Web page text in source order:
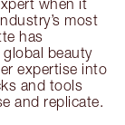
when it
most
has
beauty
expertise into
and tools
and replicate.